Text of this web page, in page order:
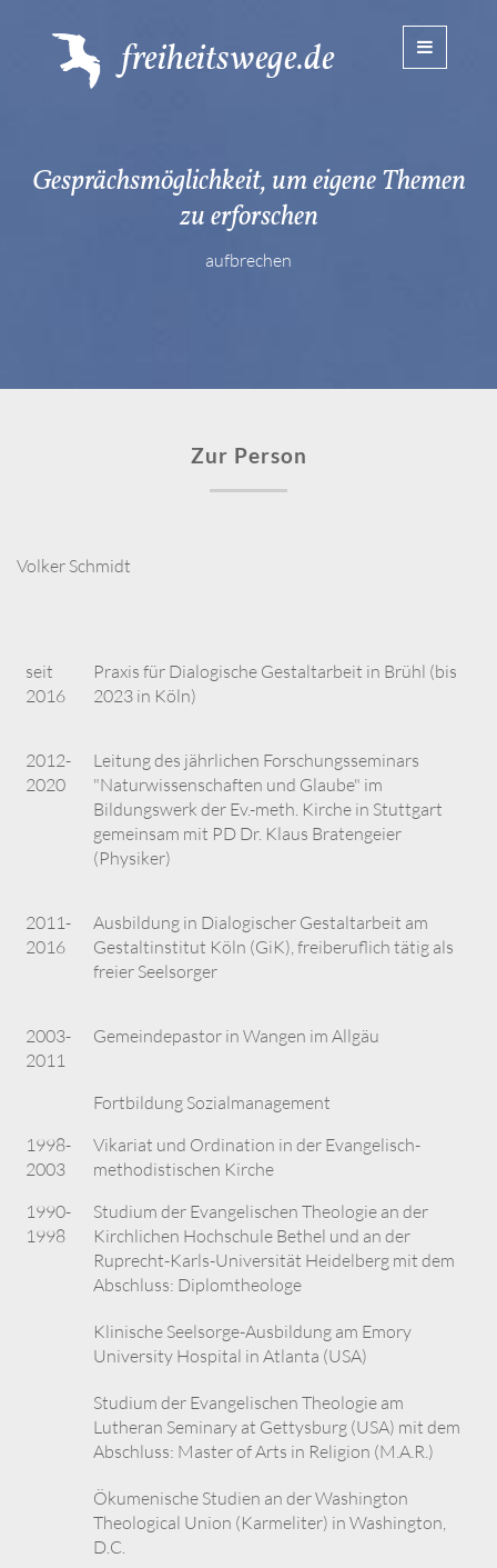
Toggle
navigation
Gesprächsmöglichkeit, um eigene Themen
zu erforschen
aufbrechen
Zur Person
Volker Schmidt
seit
2016
Praxis für Dialogische Gestaltarbeit in Brühl (bis
2023 in Köln)
2012-
2020
Leitung des jährlichen Forschungsseminars
"Naturwissenschaften und Glaube" im
Bildungswerk der Ev.-meth. Kirche in Stuttgart
gemeinsam mit PD Dr. Klaus Bratengeier
(Physiker)
2011-
2016
Ausbildung in Dialogischer Gestaltarbeit am
Gestaltinstitut Köln (GiK), freiberuflich tätig als
freier Seelsorger
2003-
2011
Gemeindepastor in Wangen im Allgäu
Fortbildung Sozialmanagement
1998-
2003
Vikariat und Ordination in der Evangelisch-
methodistischen Kirche
1990-
1998
Studium der Evangelischen Theologie an der
Kirchlichen Hochschule Bethel und an der
Ruprecht-Karls-Universität Heidelberg mit dem
Abschluss: Diplomtheologe
Klinische Seelsorge-Ausbildung am Emory
University Hospital in Atlanta (USA)
Studium der Evangelischen Theologie am
Lutheran Seminary at Gettysburg (USA) mit dem
Abschluss: Master of Arts in Religion (M.A.R.)
Ökumenische Studien an der Washington
Theological Union (Karmeliter) in Washington,
D.C.